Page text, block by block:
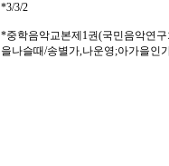
*3/3/2
*중학음악교본제1권(국민음악연
을나슬때/송별가,나운영;아가을인